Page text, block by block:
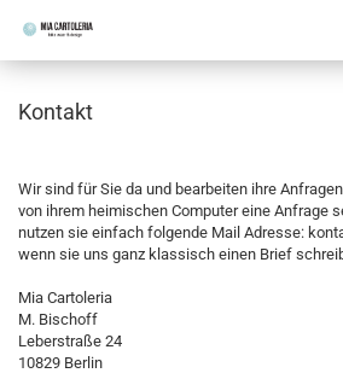
Kontakt
Wir sind für Sie da und bearbeiten ihre
von ihrem heimischen Computer eine Anfrage
nutzen sie einfach folgende Mail Adresse:
wenn sie uns ganz klassisch einen Brief
Mia Cartoleria
M. Bischoff
Leberstraße 24
10829 Berlin